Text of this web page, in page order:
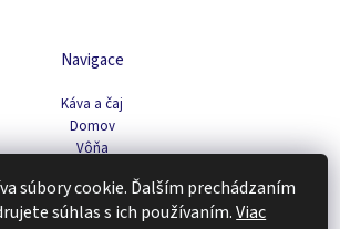
súbory cookie. Ďalším prechádzaním
súhlas s ich používaním.Viac
Navigace
Káva a čaj
Domov
Vôňa
Doplnky stravy a fitness
Tipy na darčeky